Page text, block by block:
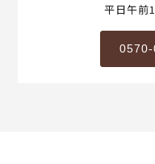
平日午前
0570-